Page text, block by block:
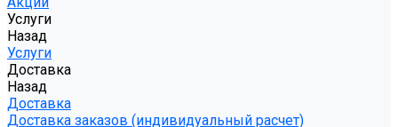
Услуги
Назад
Услуги
Доставка
Назад
Доставка
Доставка заказов (индивидуальный расчет)